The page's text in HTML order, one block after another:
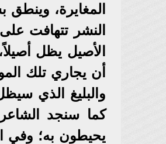
المغايرة،
النشر تتهافت
الأصيل يظل
أن يجاري تلك
والبليغ الذي
كما سنجد
يحيطون به؛ وفي